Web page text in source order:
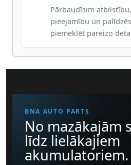
Pārbaudīsim atbilstību,
pieejamību un
piemeklēt pareizo
BNA AUTO PARTS
No mazākajām
līdz lielākajiem
akumulatoriem.